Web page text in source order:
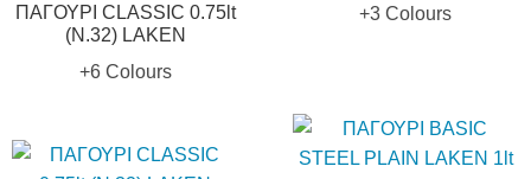
ΠΑΓΟΥΡΙ CLASSIC 0.75lt
(N.32) LAKEN
+6 Colours
+3 Colours